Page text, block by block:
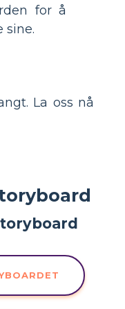
for å
sine.
La oss nå